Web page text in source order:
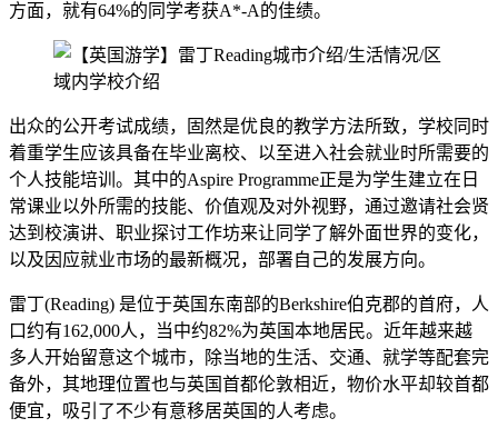
方面，就有64%的同学考获A*-A的佳绩。
出众的公开考试成绩，固然是优良的教学方法所致，学校同时
着重学生应该具备在毕业离校、以至进入社会就业时所需要的
个人技能培训。其中的Aspire Programme正是为学生建立在日
常课业以外所需的技能、价值观及对外视野，通过邀请社会贤
达到校演讲、职业探讨工作坊来让同学了解外面世界的变化，
以及因应就业市场的最新概况，部署自己的发展方向。
雷丁(Reading) 是位于英国东南部的Berkshire伯克郡的首府，人
口约有162,000人，当中约82%为英国本地居民。近年越来越
多人开始留意这个城市，除当地的生活、交通、就学等配套完
备外，其地理位置也与英国首都伦敦相近，物价水平却较首都
便宜，吸引了不少有意移居英国的人考虑。